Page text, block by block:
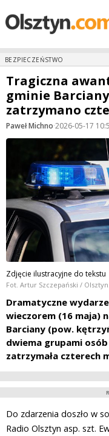
BEZPIECZEŃSTWO
Tragiczna
gminie
zatrzymano
Paweł Michno·2026-05-17
Zdjęcie ilustracyjne do tekstu
Fot. Artur Szczepański /
Dramatyczne
wieczorem (16 maja)
Barciany (pow.
dwiema grupami osób
zatrzymała czterech
Do zdarzenia doszło w
Radio Olsztyn asp. szt.